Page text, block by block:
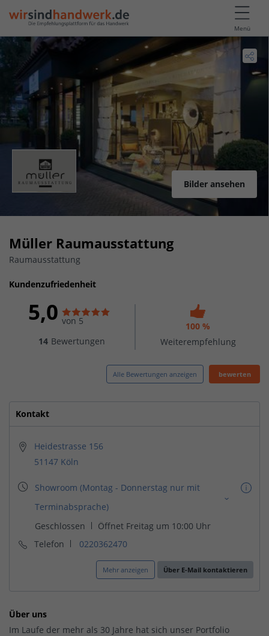
Menü
Bilder ansehen
Müller Raumausstattung
Raumausstattung
Kundenzufriedenheit
5,0 von 5
14 Bewertungen
100 %
Weiterempfehlung
Alle Bewertungen anzeigen bewerten
Kontakt
Heidestrasse 156
51147 Köln
Telefon 0220362470
Mehr anzeigen Über E-Mail kontaktieren
Über uns
Im Laufe der mehr als 30 Jahre hat sich unser Portfolio